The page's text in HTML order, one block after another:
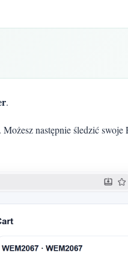
.
. Możesz następnie śledzić